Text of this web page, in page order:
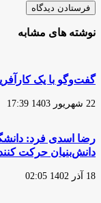
نوشته های مشابه
گفت‌وگو با یک
22 شهریور 1403 17:39
رضا اسدی فرد:
دانش‌بنیان حرکت
18 آذر 1402 02:05